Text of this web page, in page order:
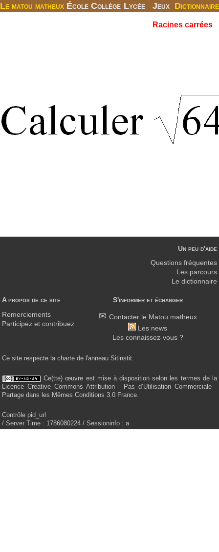
Le matou matheux École Collège Lycée Jeux Dictionnaire
Racines carrées
A propos de ce site
Remerciements
Participez et contribuez
S'informer et échanger
Contacter le Matou matheux
Les news
Les connaissez-vous ?
Un peu d'aide
Questions fréquentes
Les parcours
Le dictionnaire
Ce site respecte la charte de l'anneau Sitinstit.
Ce(tte) œuvre est mise à disposition selon les termes de la
Licence Creative Commons Attribution - Pas d’Utilisation Commerciale -
Partage dans les Mêmes Conditions 3.0 France.
Contrôle pid_url
/ Server Time : 1786080224 / Sessioninfo : a